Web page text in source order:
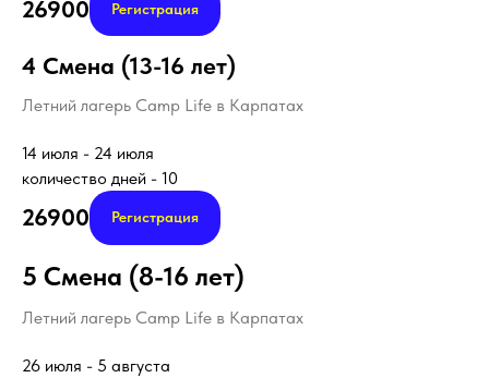
26900 Регистрация
4 Смена (13-16 лет)
Летний лагерь Camp Life в Карпатах
14 июля - 24 июля
количество дней - 10
26900 Регистрация
5 Смена (8-16 лет)
Летний лагерь Camp Life в Карпатах
26 июля - 5 августа